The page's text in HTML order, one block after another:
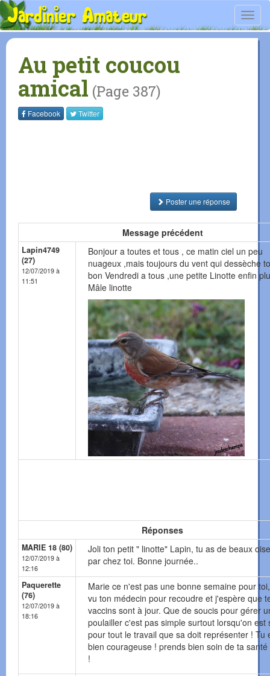
Au petit coucou
amical (Page 387)
Facebook Twitter
Poster une réponse
Message précédent
Lapin4749
(27)
12/07/2019 à
11:51
Bonjour a toutes et tous , ce matin ciel un peu
nuageux ,mais toujours du vent qui dessèche
bon Vendredi a tous ,une petite Linotte enfin
Mâle linotte
Réponses
MARIE 18 (80)
12/07/2019 à
12:16
Joli ton petit " linotte" Lapin, tu as de beaux
par chez toi. Bonne journée..
Paquerette
(76)
12/07/2019 à
18:16
Marie ce n'est pas une bonne semaine pour
vu ton médecin pour recoudre et j'espère que
vaccins sont à jour. Que de soucis pour gérer
poulailler c'est pas simple surtout lorsqu'on est
pour tout le travail que sa doit représenter ! Tu
bien courageuse ! prends bien soin de ta
!